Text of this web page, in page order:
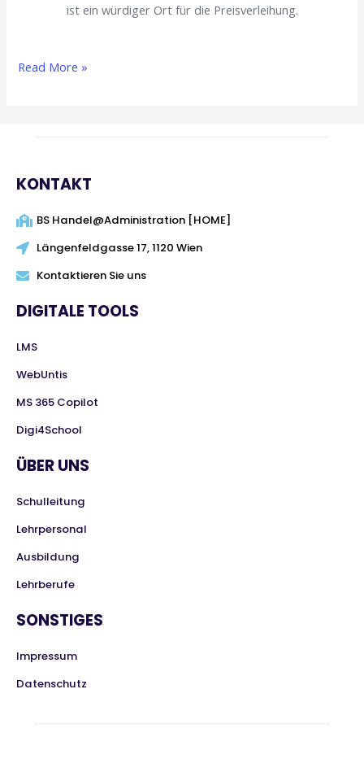
ist ein würdiger Ort für die Preisverleihung.
Read More »
KONTAKT
BS Handel@Administration [HOME]
Längenfeldgasse 17, 1120 Wien
Kontaktieren Sie uns
DIGITALE TOOLS
LMS
WebUntis
MS 365 Copilot
Digi4School
ÜBER UNS
Schulleitung
Lehrpersonal
Ausbildung
Lehrberufe
SONSTIGES
Impressum
Datenschutz